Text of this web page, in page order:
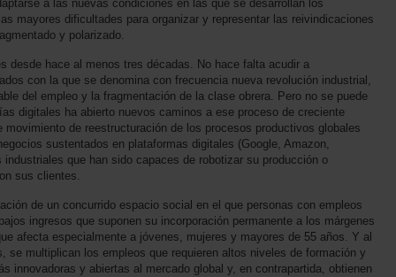
a las nuevas condiciones en las que se desarrollan los
mayores dificultades para organizar y representar las reivindicaciones
y polarizado.
desde hace al menos tres décadas. No hace falta acudir a
con la que se denomina con frecuencia nueva revolución industrial,
del empleo y la fragmentación de la clase obrera. Pero no se puede
digitales ha abierto nuevos caminos a ese proceso de creciente
de reestructuración de los procesos productivos globales
sustentados en plataformas digitales (Google, Amazon,
que han sido capaces de robotizar su producción o
sus clientes.
de un concurrido espacio social en el que personas con empleos
ingresos que suponen su incorporación permanente a los márgenes
afecta especialmente a jóvenes, mujeres y mayores de 55 años. Y al
se multiplican los empleos que requieren altos niveles de formación y
innovadoras y abiertas al mercado global y, en contrapartida, obtienen